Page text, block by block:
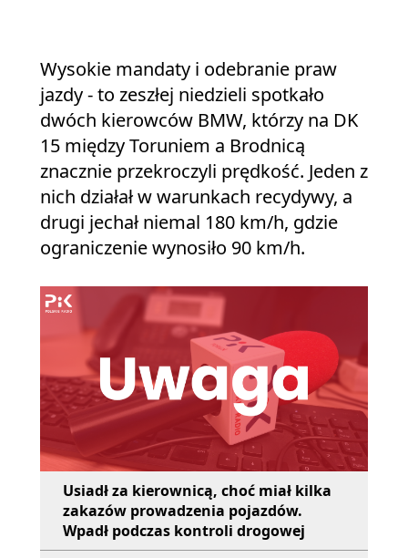
Wysokie mandaty i odebranie praw
jazdy - to zeszłej niedzieli spotkało
dwóch kierowców BMW, którzy na DK
15 między Toruniem a Brodnicą
znacznie przekroczyli prędkość. Jeden z
nich działał w warunkach recydywy, a
drugi jechał niemal 180 km/h, gdzie
ograniczenie wynosiło 90 km/h.
Usiadł za kierownicą, choć miał kilka
zakazów prowadzenia pojazdów.
Wpadł podczas kontroli drogowej